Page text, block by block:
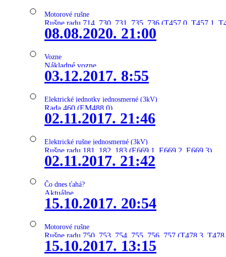
Motorové rušne
Rušne radu 714, 730, 731, 735, 736 (T457.0, T457.1,
08.08.2020. 21:00
Vozne
Nákladné vozne
03.12.2017. 8:55
Elektrické jednotky jednosmerné (3kV)
Rada 460 (EM488.0)
02.11.2017. 21:46
Elektrické rušne jednosmerné (3kV)
Rušne radu 181, 182, 183 (E669.1, E669.2, E669.3)
02.11.2017. 21:42
Čo dnes ťahá?
Aktuálne
15.10.2017. 20:54
Motorové rušne
Rušne radu 750, 753, 754, 755, 756, 757 (T478.3,
15.10.2017. 13:15